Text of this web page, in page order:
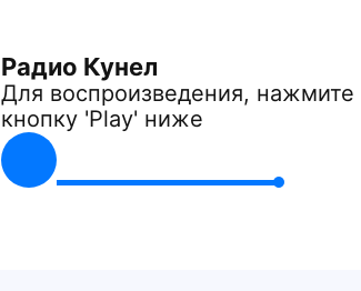
Радио Кунел
Для воспроизведения, нажмите
кнопку 'Play' ниже